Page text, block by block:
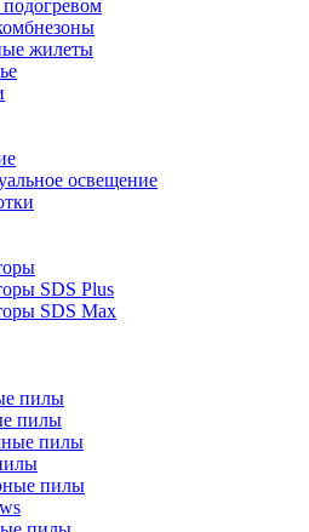
жилеты
освещение
SDS Plus
SDS Max
пилы
пилы
пилы
пилы